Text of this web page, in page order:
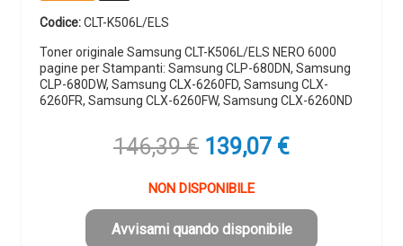
Codice:CLT-K506L/ELS
Toner originale Samsung CLT-K506L/ELS NERO 6000
pagine per Stampanti: Samsung CLP-680DN, Samsung
CLP-680DW, Samsung CLX-6260FD, Samsung CLX-
6260FR, Samsung CLX-6260FW, Samsung CLX-6260ND
146,39€ Il
originale
era:
146,39 €.
139,07 €Il
è:
139,07 €.
NON DISPONIBILE
Avvisami quando disponibile